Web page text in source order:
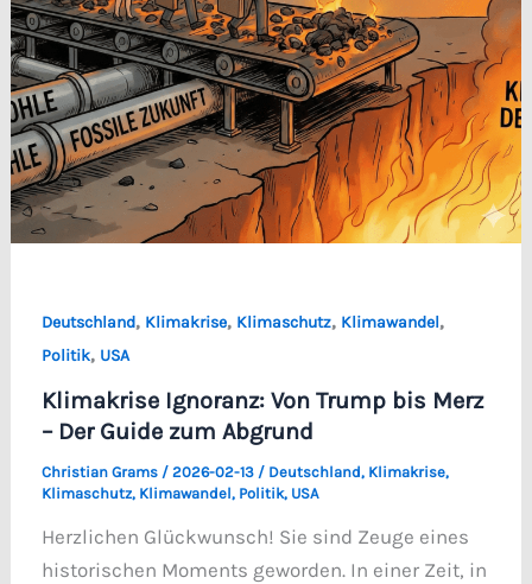
Deutschland, Klimakrise, Klimaschutz, Klimawandel,
Politik, USA
Klimakrise Ignoranz: Von Trump bis Merz
– Der Guide zum Abgrund
Christian Grams / 2026-02-13 / Deutschland, Klimakrise,
Klimaschutz, Klimawandel, Politik, USA
Herzlichen Glückwunsch! Sie sind Zeuge eines
historischen Moments geworden. In einer Zeit, in